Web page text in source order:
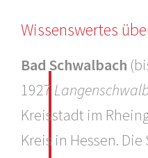
Wissenswertes
Bad Schwalbach
1927
Kreisstadt im
Kreis in Hessen.